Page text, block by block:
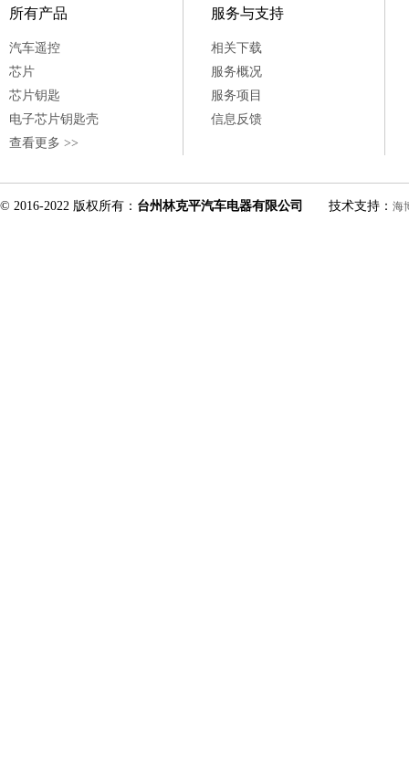
所有产品
汽车遥控
芯片
芯片钥匙
电子芯片钥匙壳
查看更多 >>
服务与支持
相关下载
服务概况
服务项目
信息反馈
© 2016-2022 版权所有： 台州林克平汽车电器有限公司 技术支持： 海